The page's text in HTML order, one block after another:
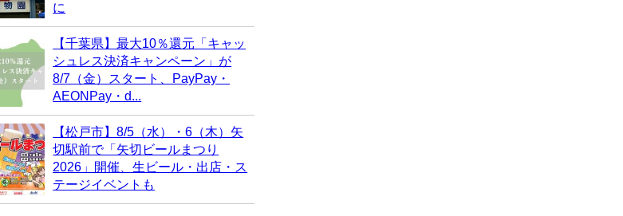
に
【千葉県】最大10％還元「キャッ
シュレス決済キャンペーン」が
8/7（金）スタート、PayPay・
AEONPay・d...
【松戸市】8/5（水）・6（木）矢
切駅前で「矢切ビールまつり
2026」開催、生ビール・出店・ス
テージイベントも